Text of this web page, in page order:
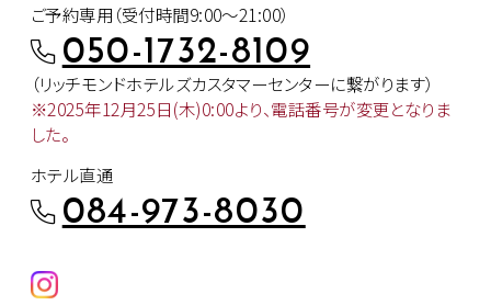
ご予約専用（受付時間9:00～21:00）
050-1732-8109
（リッチモンドホテルズカスタマーセンターに繋がります）
※2025年12月25日(木)0:00より、電話番号が変更となりま
した。
ホテル直通
084-973-8030